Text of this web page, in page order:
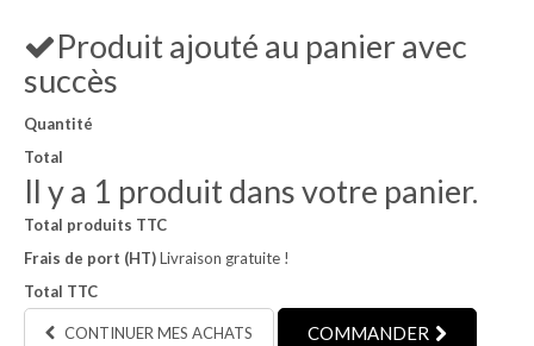
Produit ajouté au panier avec
succès
Quantité
Total
Il y a 1 produit dans votre panier.
Total produits TTC
Frais de port (HT)Livraison gratuite !
Total TTC
CONTINUER MES ACHATS COMMANDER